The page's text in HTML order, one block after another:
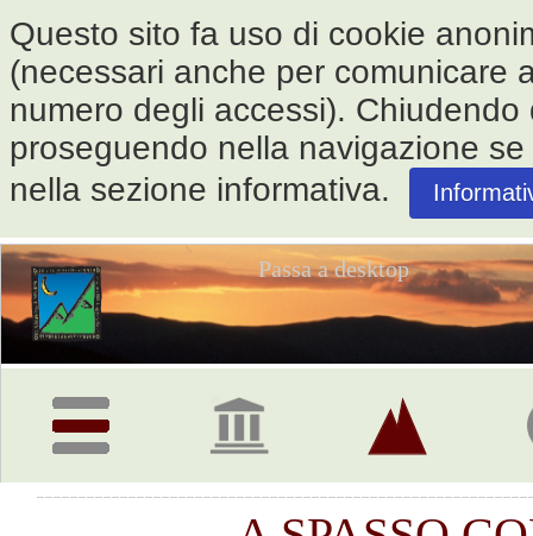
Questo sito fa uso di cookie
(necessari anche per comunicare
numero degli accessi).
proseguendo nella navigazione
nella sezione informativa.
Pagina
iniziale
Passa a desktop